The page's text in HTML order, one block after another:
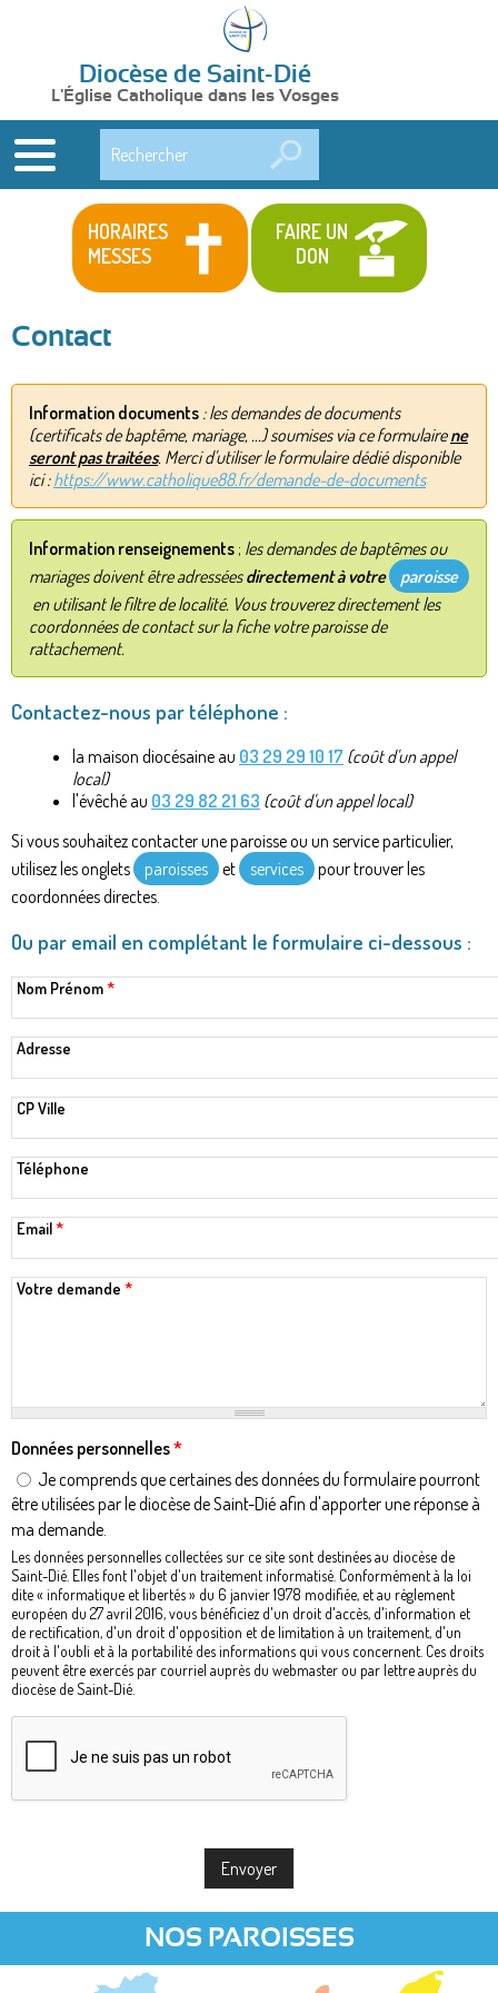
Diocèse de Saint-Dié
L'Église Catholique dans les Vosges
HORAIRES
MESSES
FAIRE UN
DON
Contact
Information documents : les demandes de documents
(certificats de baptême, mariage, ...) soumises via ce formulairene
seront pas traitées. Merci d'utiliser le formulaire dédié disponible
ici :https://www.catholique88.fr/demande-de-documents
Information renseignements; les demandes de baptêmes ou
mariages doivent être adresséesdirectement à votre
paroisse
en utilisant le filtre de localité. Vous trouverez directement les
coordonnées de contact sur la fiche votre paroisse de
rattachement.
Contactez-nous par téléphone :
la maison diocésaine au 03 29 29 10 17 (coût d'un appel
local)
l'évêché au 03 29 82 21 63 (coût d'un appel local)
Si vous souhaitez contacter une paroisse ou un service particulier,
utilisez les onglets
paroisses et services
pour trouver les
coordonnées directes.
Ou par email en complétant le formulaire ci-dessous :
Nom Prénom*
Adresse
CP Ville
Téléphone
Email*
Votre demande *
Données personnelles*
Je comprends que certaines des données du formulaire pourront
être utilisées par le diocèse de Saint-Dié afin d'apporter une réponse à
ma demande.
Les données personnelles collectées sur ce site sont destinées au diocèse de
Saint-Dié. Elles font l'objet d'un traitement informatisé. Conformément à la loi
dite « informatique et libertés » du 6 janvier 1978 modifiée, et au règlement
européen du 27 avril 2016, vous bénéficiez d'un droit d'accès, d'information et
de rectification, d'un droit d'opposition et de limitation à un traitement, d'un
droit à l'oubli et à la portabilité des informations qui vous concernent. Ces droits
peuvent être exercés par courriel auprès du webmaster ou par lettre auprès du
diocèse de Saint-Dié.
NOS PAROISSES